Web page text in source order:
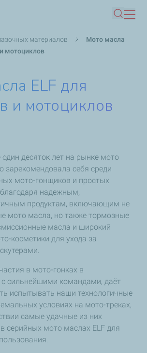
основному
содержанию
Поиск
материалов
Мото масла
мотоциклов
ELF для
и мотоциклов
десяток лет на рынке мото
зарекомендовала себя среди
мото-гонщиков и простых
надежным,
продуктам, включающим не
мото масла, но также тормозные
масла и широкий
косметики для ухода за
в мото-гонках в
с сильнейшими командами, даёт
испытывать наши технологичные
условиях на мото-треках,
самые удачные из них
серийных мото маслах ELF для